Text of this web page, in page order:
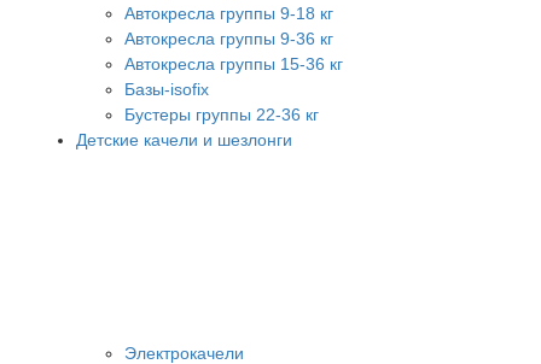
Автокресла группы 9-18 кг
Автокресла группы 9-36 кг
Автокресла группы 15-36 кг
Базы-isofix
Бустеры группы 22-36 кг
Детские качели и шезлонги
Электрокачели